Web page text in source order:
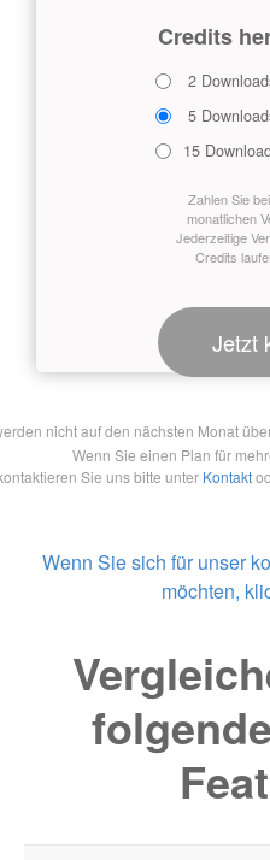
Credits
2
5
15
Zahlen Sie
monatlichen
Jederzeitige
Credits
Jetzt
nicht auf den nächsten Monat
Wenn Sie einen Plan für
Sie uns bitte unter Kontakt
Wenn Sie sich für unser
möchten,